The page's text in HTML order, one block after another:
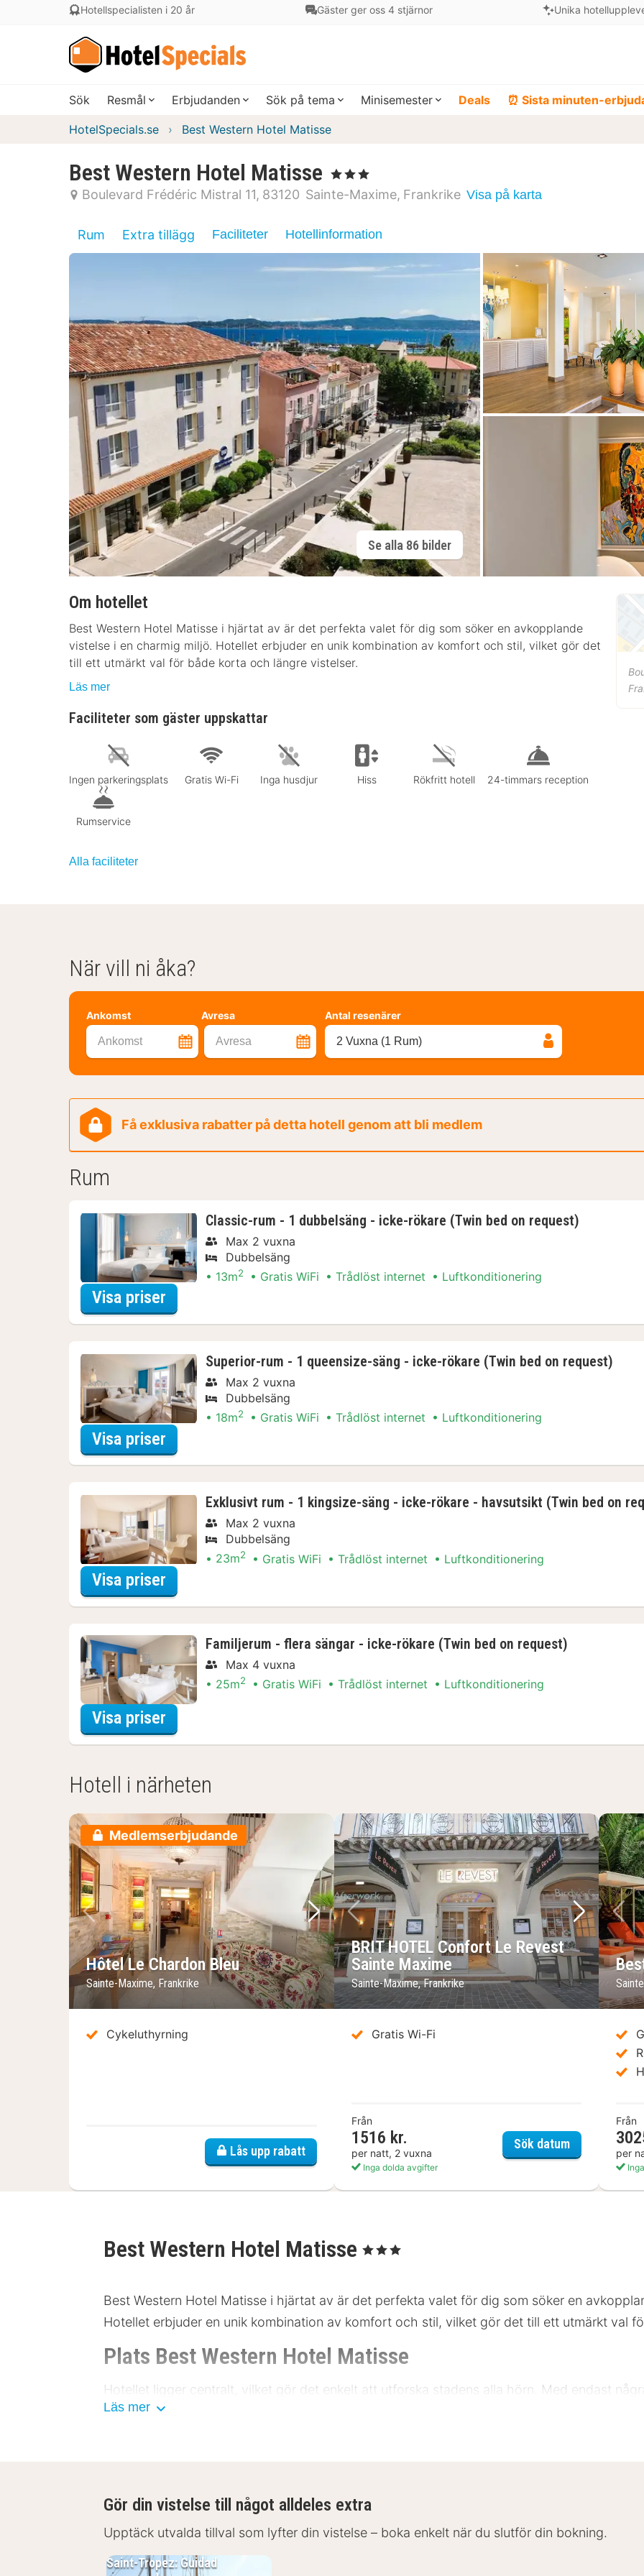
Hotellspecialisten i 20 år Gäster ger oss 4 stjärnor Unika
Sök Resmål Erbjudanden Sök på tema Minisemester Deals ⏰ Sista minuten-
HotelSpecials.se Best Western Hotel Matisse
Best Western Hotel Matisse , 3 Stjärnor
Boulevard Frédéric Mistral 11 83120 Sainte-Maxime Frankrike Visa på karta
Rum Extra tillägg Faciliteter Hotellinformation
Se alla 86 bilder
Om hotellet
Best Western Hotel Matisse i hjärtat av är det perfekta valet för dig som söker en avkopplande
vistelse i en charmig miljö. Hotellet erbjuder en unik kombination av komfort och stil, vilket gör det
till ett utmärkt val för både korta och längre vistelser.
Läs mer
Faciliteter som gäster uppskattar
Ingen parkeringsplats Gratis Wi-Fi Inga husdjur Hiss Rökfritt hotell 24-timmars reception
Rumservice
Alla faciliteter
När vill ni åka?
Ankomst Avresa
Ankomst Avresa
Antal resenärer
2 Vuxna (1 Rum)
Få exklusiva rabatter på detta hotell genom att bli medlem
Rum
Classic-rum - 1 dubbelsäng - icke-rökare (Twin bed on request)
Max 2 vuxna
Dubbelsäng
13m2 Gratis WiFi Trådlöst internet Luftkonditionering
Visa priser
Superior-rum - 1 queensize-säng - icke-rökare (Twin bed on request)
Max 2 vuxna
Dubbelsäng
18m2 Gratis WiFi Trådlöst internet Luftkonditionering
Visa priser
Exklusivt rum - 1 kingsize-säng - icke-rökare - havsutsikt (Twin bed on
Max 2 vuxna
Dubbelsäng
23m2 Gratis WiFi Trådlöst internet Luftkonditionering
Visa priser
Familjerum - flera sängar - icke-rökare (Twin bed on request)
Max 4 vuxna
25m2 Gratis WiFi Trådlöst internet Luftkonditionering
Visa priser
Hotell i närheten
Medlemserbjudande
Föregående bild
Nästa bild
Hôtel Le Chardon Bleu
Sainte-Maxime, Frankrike
Cykeluthyrning
Lås upp rabatt
Föregående bild
Nästa bild
BRIT HOTEL Confort Le Revest
Sainte Maxime
Sainte-Maxime, Frankrike
Gratis Wi-Fi
Från
1516 kr.
per natt, 2 vuxna
Inga dolda avgifter
Sök datumBRIT HOTEL
Från
per
Best Western Hotel Matisse , 3 Stjärnor
Best Western Hotel Matisse i hjärtat av är det perfekta valet för dig som söker en
Hotellet erbjuder en unik kombination av komfort och stil, vilket gör det till ett utmärkt val
Plats Best Western Hotel Matisse
Hotellet ligger centralt, vilket gör det enkelt att utforska stadens alla hörn. Med endast
du njuta av närheten till stadens främsta sevärdheter. Området är rikt på kultur och historia
Historiska museet: 500 meter
Botaniska trädgården: 700 meter
Stadsteatern: 1 kilometer
Faciliteter Best Western Hotel Matisse
Läs mer
Gör din vistelse till något alldeles extra
Upptäck utvalda tillval som lyfter din vistelse – boka enkelt när du slutför din bokning.
Saint-Tropez: Guidad